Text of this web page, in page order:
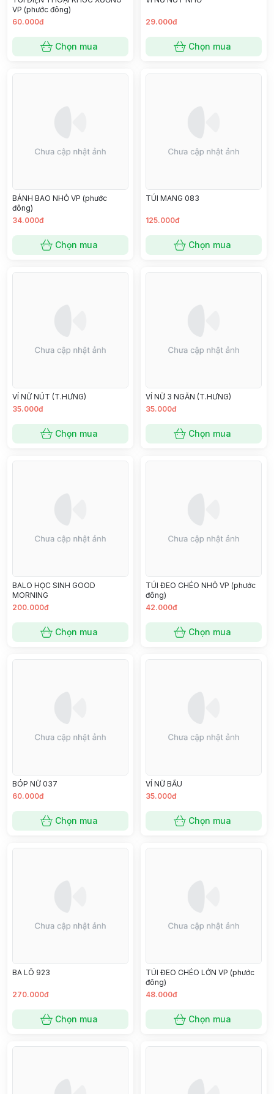
VP (phước đông)
60.000đ
Chọn mua
29.000đ
Chọn mua
BÁNH BAO NHỎ VP (phước
đông)
34.000đ
Chọn mua
TÚI MANG 083
125.000đ
Chọn mua
VÍ NỮ NÚT (T.HƯNG)
35.000đ
Chọn mua
VÍ NỮ 3 NGĂN (T.HƯNG)
35.000đ
Chọn mua
BALO HỌC SINH GOOD
MORNING
200.000đ
Chọn mua
TÚI ĐEO CHÉO NHỎ VP (phước
đông)
42.000đ
Chọn mua
BÓP NỮ 037
60.000đ
Chọn mua
VÍ NỮ BẦU
35.000đ
Chọn mua
BA LÔ 923
270.000đ
Chọn mua
TÚI ĐEO CHÉO LỚN VP (phước
đông)
48.000đ
Chọn mua